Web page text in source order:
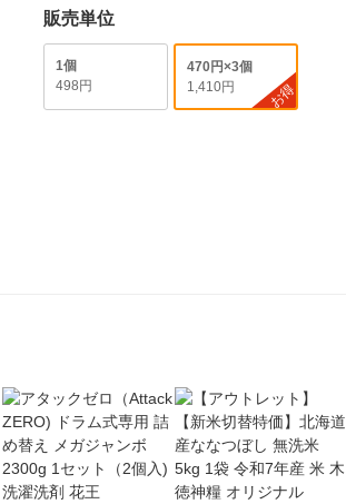
販売単位
1個
498円
470円×3個
1,410円
お得